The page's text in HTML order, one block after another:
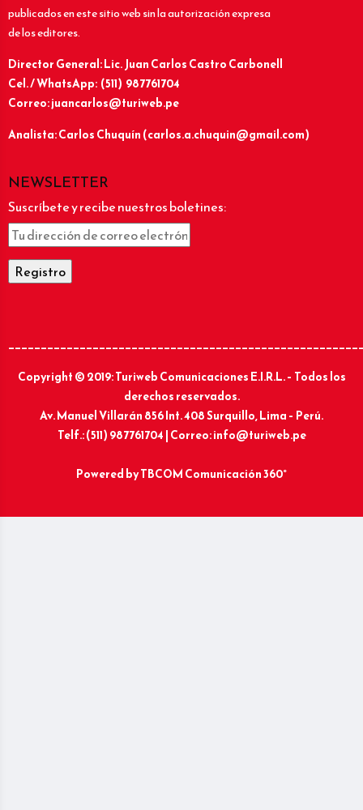
publicados en este sitio web sin la autorización expresa
de los editores.
Director General: Lic.Juan Carlos Castro Carbonell
Cel. / WhatsApp: (511) 987761704
Correo: juancarlos@turiweb.pe
Analista: Carlos Chuquín (carlos.a.chuquin@gmail.com)
NEWSLETTER
Suscríbete y recibe nuestros boletines:
Copyright © 2019: Turiweb Comunicaciones E.I.R.L. – Todos los
derechos reservados.
Av. Manuel Villarán 856 Int. 408 Surquillo, Lima – Perú.
Telf.: (511) 987761704 | Correo: info@turiweb.pe
Powered byTBCOM Comunicación 360°